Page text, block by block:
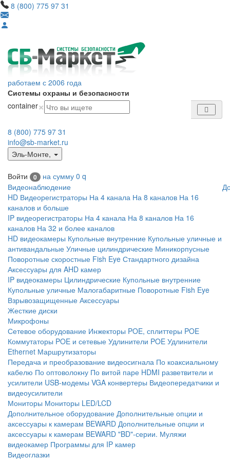
8 (800) 775 97 31
работаем с 2006 года
Системы охраны и безопасности
container×
8 (800) 775 97 31
info@sb-market.ru
Эль-Монте,
Войти 0 на сумму 0 q
Видеонаблюдение
HD Видеорегистраторы На 4 канала На 8 каналов На 16
каналов и больше
IP видеорегистраторы На 4 канала На 8 каналов На 16
каналов На 32 и более каналов
HD видеокамеры Купольные внутренние Купольные уличные и
антивандальные Уличные цилиндрические Миникорпусные
Поворотные скоростные Fish Eye Стандартного дизайна
Аксессуары для AHD камер
IP видеокамеры Цилиндрические Купольные внутренние
Купольные уличные Малогабаритные Поворотные Fish Eye
Взрывозащищенные Аксессуары
Жесткие диски
Микрофоны
Сетевое оборудование Инжекторы POE, сплиттеры POE
Коммутаторы POE и сетевые Удлинители POE Удлинители
Ethernet Маршрутизаторы
Передача и преобразование видеосигнала По коаксиальному
кабелю По оптоволокну По витой паре HDMI разветвители и
усилители USB-модемы VGA конвертеры Видеопередатчики и
видеоусилители
Мониторы Мониторы LED/LCD
Дополнительное оборудование Дополнительные опции и
аксессуары к камерам BEWARD Дополнительные опции и
аксессуары к камерам BEWARD "BD"-серии. Муляжи
видеокамер Программы для IP камер
Видеоглазки